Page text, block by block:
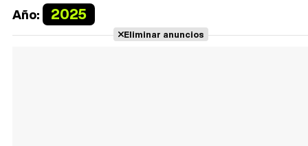
Año: 2025
Eliminar anuncios